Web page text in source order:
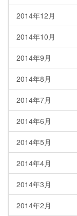
2014年12月
2014年10月
2014年9月
2014年8月
2014年7月
2014年6月
2014年5月
2014年4月
2014年3月
2014年2月